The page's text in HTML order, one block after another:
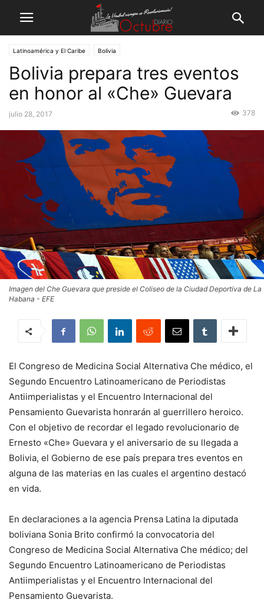
Latinoamérica y El Caribe Bolivia
Bolivia prepara tres eventos
en honor al «Che» Guevara
julio 28, 2017 378
Imagen del Che Guevara que preside el Coliseo de la Ciudad Deportiva de La
Habana - EFE
El Congreso de Medicina Social Alternativa Che médico, el
Segundo Encuentro Latinoamericano de Periodistas
Antiimperialistas y el Encuentro Internacional del
Pensamiento Guevarista honrarán al guerrillero heroico.
Con el objetivo de recordar el legado revolucionario de
Ernesto «Che» Guevara y el aniversario de su llegada a
Bolivia, el Gobierno de ese país prepara tres eventos en
alguna de las materias en las cuales el argentino destacó
en vida.
En declaraciones a la agencia Prensa Latina la diputada
boliviana Sonia Brito confirmó la convocatoria del
Congreso de Medicina Social Alternativa Che médico; del
Segundo Encuentro Latinoamericano de Periodistas
Antiimperialistas y el Encuentro Internacional del
Pensamiento Guevarista.